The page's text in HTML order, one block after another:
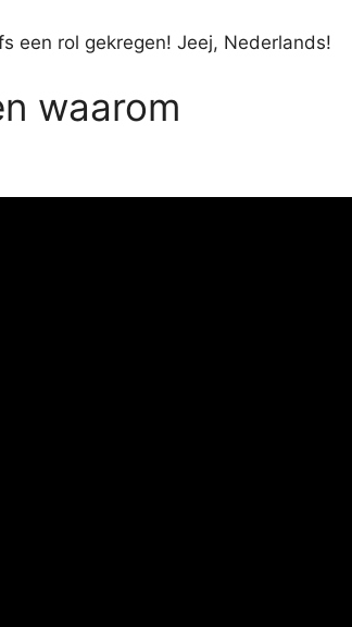
een rol gekregen! Jeej, Nederlands!
waarom